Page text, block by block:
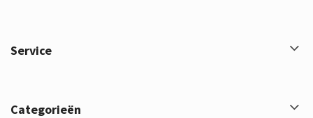
Service
Categorieën